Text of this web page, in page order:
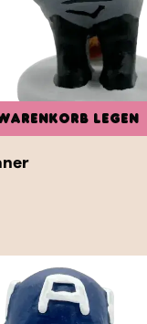
um Ihrem
humorvolle
Sie sind
die nach
und
umfasst Helden
große Auswahl
zwischen Gut und
unsere
oder -
repräsentiert!
LEGEN